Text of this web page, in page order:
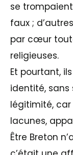
se
faux ;
par cœur
religieuses.
Et pourtant,
identité, sans
légitimité,
lacunes,
Être Breton